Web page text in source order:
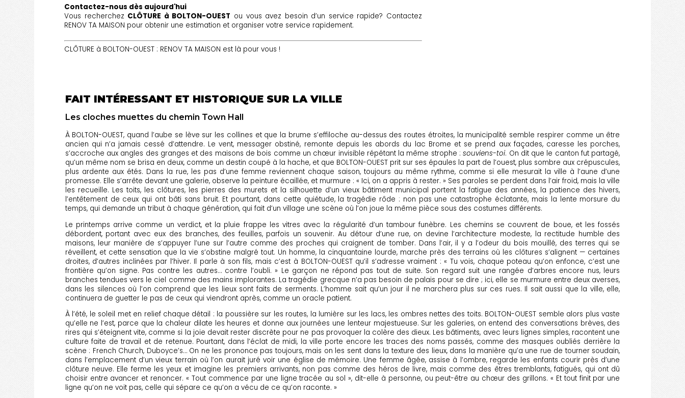
Contactez-nous dès aujourd'hui
Vous recherchez CLÔTURE à BOLTON-OUEST ou vous avez besoin d’un service rapide? Contactez
RENOV TA MAISON pour obtenir une estimation et organiser votre service rapidement.
CLÔTURE à BOLTON-OUEST : RENOV TA MAISON est là pour vous !
FAIT INTÉRESSANT ET HISTORIQUE SUR LA VILLE
Les cloches muettes du chemin Town Hall
À BOLTON-OUEST, quand l’aube se lève sur les collines et que la brume s’effiloche au-dessus des routes étroites, la municipalité semble respirer comme un être
ancien qui n’a jamais cessé d’attendre. Le vent, messager obstiné, remonte depuis les abords du lac Brome et se prend aux façades, caresse les porches,
s’accroche aux angles des granges et des maisons de bois comme un chœur invisible répétant la même strophe :souviens-toi. On dit que le canton fut partagé,
qu’un même nom se brisa en deux, comme un destin coupé à la hache, et que BOLTON-OUEST prit sur ses épaules la part de l’ouest, plus sombre aux crépuscules,
plus ardente aux étés. Dans la rue, les pas d’une femme reviennent chaque saison, toujours au même rythme, comme si elle mesurait la ville à l’aune d’une
promesse. Elle s’arrête devant une galerie, observe la peinture écaillée, et murmure : « Ici, on a appris à rester. » Ses paroles se perdent dans l’air froid, mais la ville
les recueille. Les toits, les clôtures, les pierres des murets et la silhouette d’un vieux bâtiment municipal portent la fatigue des années, la patience des hivers,
l’entêtement de ceux qui ont bâti sans bruit. Et pourtant, dans cette quiétude, la tragédie rôde : non pas une catastrophe éclatante, mais la lente morsure du
temps, qui demande un tribut à chaque génération, qui fait d’un village une scène où l’on joue la même pièce sous des costumes différents.
Le printemps arrive comme un verdict, et la pluie frappe les vitres avec la régularité d’un tambour funèbre. Les chemins se couvrent de boue, et les fossés
débordent, portant avec eux des branches, des feuilles, parfois un souvenir. Au détour d’une rue, on devine l’architecture modeste, la rectitude humble des
maisons, leur manière de s’appuyer l’une sur l’autre comme des proches qui craignent de tomber. Dans l’air, il y a l’odeur du bois mouillé, des terres qui se
réveillent, et cette sensation que la vie s’obstine malgré tout. Un homme, la cinquantaine lourde, marche près des terrains où les clôtures s’alignent — certaines
droites, d’autres inclinées par l’hiver. Il parle à son fils, mais c’est à BOLTON-OUEST qu’il s’adresse vraiment : « Tu vois, chaque poteau qu’on enfonce, c’est une
frontière qu’on signe. Pas contre les autres… contre l’oubli. » Le garçon ne répond pas tout de suite. Son regard suit une rangée d’arbres encore nus, leurs
branches tendues vers le ciel comme des mains implorantes. La tragédie grecque n’a pas besoin de palais pour se dire ; ici, elle se murmure entre deux averses,
dans les silences où l’on comprend que les lieux sont faits de serments. L’homme sait qu’un jour il ne marchera plus sur ces rues. Il sait aussi que la ville, elle,
continuera de guetter le pas de ceux qui viendront après, comme un oracle patient.
À l’été, le soleil met en relief chaque détail : la poussière sur les routes, la lumière sur les lacs, les ombres nettes des toits. BOLTON-OUEST semble alors plus vaste
qu’elle ne l’est, parce que la chaleur dilate les heures et donne aux journées une lenteur majestueuse. Sur les galeries, on entend des conversations brèves, des
rires qui s’éteignent vite, comme si la joie devait rester discrète pour ne pas provoquer la colère des dieux. Les bâtiments, avec leurs lignes simples, racontent une
culture faite de travail et de retenue. Pourtant, dans l’éclat de midi, la ville porte encore les traces des noms passés, comme des masques oubliés derrière la
scène : French Church, Duboyce’s… On ne les prononce pas toujours, mais on les sent dans la texture des lieux, dans la manière qu’a une rue de tourner soudain,
dans l’emplacement d’un vieux terrain où l’on aurait juré voir une église de mémoire. Une femme âgée, assise à l’ombre, regarde les enfants courir près d’une
clôture neuve. Elle ferme les yeux et imagine les premiers arrivants, non pas comme des héros de livre, mais comme des êtres tremblants, fatigués, qui ont dû
choisir entre avancer et renoncer. « Tout commence par une ligne tracée au sol », dit-elle à personne, ou peut-être au chœur des grillons. « Et tout finit par une
ligne qu’on ne voit pas, celle qui sépare ce qu’on a vécu de ce qu’on raconte. »